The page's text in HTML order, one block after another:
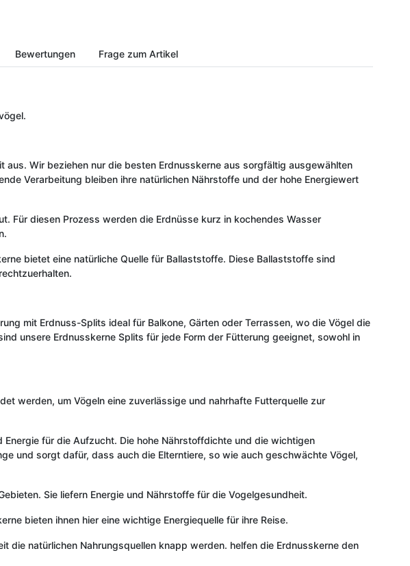
Bewertungen Frage zum Artikel
Wir beziehen nur die besten Erdnusskerne aus sorgfältig ausgewählten
Verarbeitung bleiben ihre natürlichen Nährstoffe und der hohe Energiewert
Für diesen Prozess werden die Erdnüsse kurz in kochendes Wasser
bietet eine natürliche Quelle für Ballaststoffe. Diese Ballaststoffe sind
mit Erdnuss-Splits ideal für Balkone, Gärten oder Terrassen, wo die Vögel die
unsere Erdnusskerne Splits für jede Form der Fütterung geeignet, sowohl in
werden, um Vögeln eine zuverlässige und nahrhafte Futterquelle zur
für die Aufzucht. Die hohe Nährstoffdichte und die wichtigen
und sorgt dafür, dass auch die Elterntiere, so wie auch geschwächte Vögel,
Sie liefern Energie und Nährstoffe für die Vogelgesundheit.
bieten ihnen hier eine wichtige Energiequelle für ihre Reise.
die natürlichen Nahrungsquellen knapp werden. helfen die Erdnusskerne den